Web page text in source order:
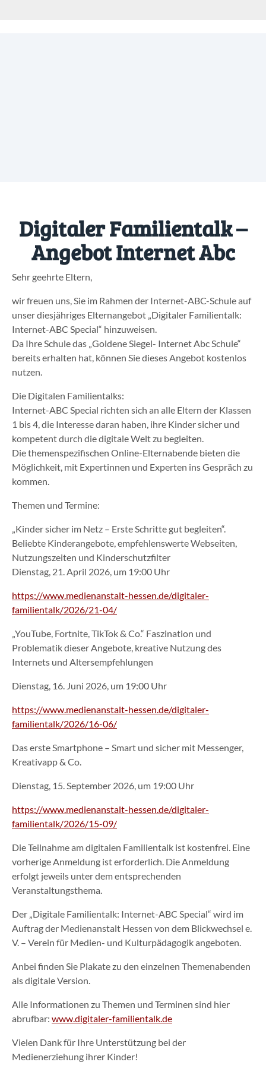
Digitaler Familientalk –
Angebot Internet Abc
Sehr geehrte Eltern,
wir freuen uns, Sie im Rahmen der Internet-ABC-Schule auf
unser diesjähriges Elternangebot „Digitaler Familientalk:
Internet-ABC Special“ hinzuweisen.
Da Ihre Schule das „Goldene Siegel- Internet Abc Schule“
bereits erhalten hat, können Sie dieses Angebot kostenlos
nutzen.
Die Digitalen Familientalks:
Internet-ABC Special richten sich an alle Eltern der Klassen
1 bis 4, die Interesse daran haben, ihre Kinder sicher und
kompetent durch die digitale Welt zu begleiten.
Die themenspezifischen Online-Elternabende bieten die
Möglichkeit, mit Expertinnen und Experten ins Gespräch zu
kommen.
Themen und Termine:
„Kinder sicher im Netz – Erste Schritte gut begleiten“.
Beliebte Kinderangebote, empfehlenswerte Webseiten,
Nutzungszeiten und Kinderschutzfilter
Dienstag, 21. April 2026, um 19:00 Uhr
https://www.medienanstalt-hessen.de/digitaler-
familientalk/2026/21-04/
„YouTube, Fortnite, TikTok & Co.“ Faszination und
Problematik dieser Angebote, kreative Nutzung des
Internets und Altersempfehlungen
Dienstag, 16. Juni 2026, um 19:00 Uhr
https://www.medienanstalt-hessen.de/digitaler-
familientalk/2026/16-06/
Das erste Smartphone – Smart und sicher mit Messenger,
Kreativapp & Co.
Dienstag, 15. September 2026, um 19:00 Uhr
https://www.medienanstalt-hessen.de/digitaler-
familientalk/2026/15-09/
Die Teilnahme am digitalen Familientalk ist kostenfrei. Eine
vorherige Anmeldung ist erforderlich. Die Anmeldung
erfolgt jeweils unter dem entsprechenden
Veranstaltungsthema.
Der „Digitale Familientalk: Internet-ABC Special“ wird im
Auftrag der Medienanstalt Hessen von dem Blickwechsel e.
V. – Verein für Medien- und Kulturpädagogik angeboten.
Anbei finden Sie Plakate zu den einzelnen Themenabenden
als digitale Version.
Alle Informationen zu Themen und Terminen sind hier
abrufbar: www.digitaler-familientalk.de
Vielen Dank für Ihre Unterstützung bei der
Medienerziehung ihrer Kinder!